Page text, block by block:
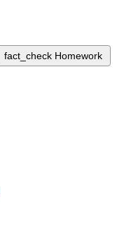
fact_check Homework